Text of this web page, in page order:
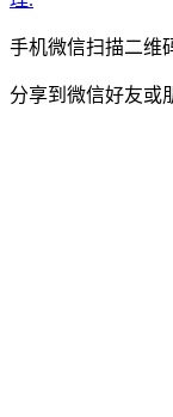
手机微信扫描二维
分享到微信好友或